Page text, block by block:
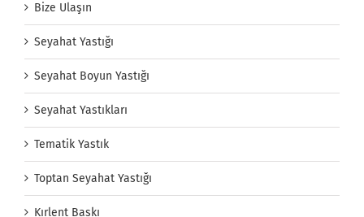
Bize Ulaşın
Seyahat Yastığı
Seyahat Boyun Yastığı
Seyahat Yastıkları
Tematik Yastık
Toptan Seyahat Yastığı
Kırlent Baskı